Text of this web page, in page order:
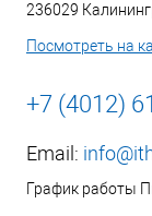
236029
Посмотреть на
+7 (4012)
Email:
График работы